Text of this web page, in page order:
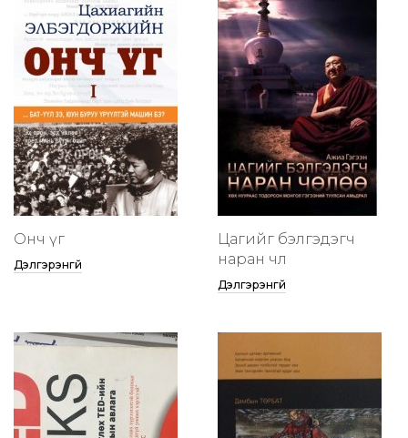
Онч үг
Дэлгэрэнгүй
Цагийг бэлгэдэгч
наран чөлөө
Дэлгэрэнгүй